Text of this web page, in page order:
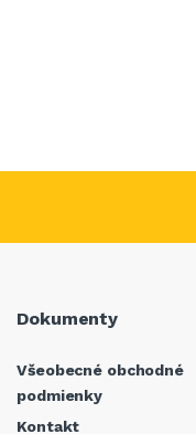
Dokumenty
Všeobecné obchodné
podmienky
Kontakt